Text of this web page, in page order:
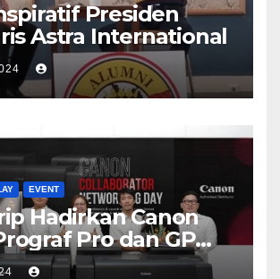
Presiden
Astra International
EVENT
Hadirkan Canon
Pro dan GP